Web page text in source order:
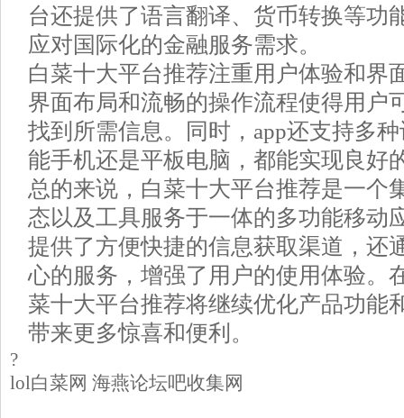
台还提供了语言翻译、货币转换等功
应对国际化的金融服务需求。
白菜十大平台推荐注重用户体验和界
界面布局和流畅的操作流程使得用户
找到所需信息。同时，app还支持多
能手机还是平板电脑，都能实现良好
总的来说，白菜十大平台推荐是一个
态以及工具服务于一体的多功能移动
提供了方便快捷的信息获取渠道，还
心的服务，增强了用户的使用体验。
菜十大平台推荐将继续优化产品功能
带来更多惊喜和便利。
?
lol白菜网 海燕论坛吧收集网